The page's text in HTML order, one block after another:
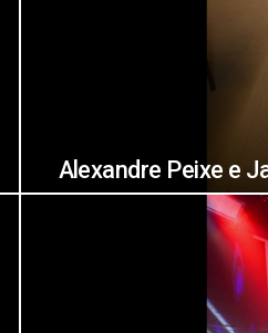
Alexandre Peixe e